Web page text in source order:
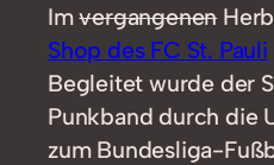
Imvergangenen
Shop des FC St. Pauli
Begleitet wurde der
Punkband durch die
zum Bundesliga-